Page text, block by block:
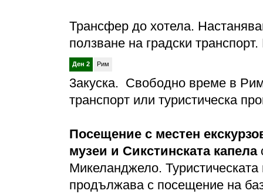
Трансфер до хотела.
ползване на градски
Ден 2 Рим
3акуска. Свободно време в
транспорт или туристическа
Посещение с местен
музеи и Сикстинската капела
Микеланджело.
продължава с посещение на